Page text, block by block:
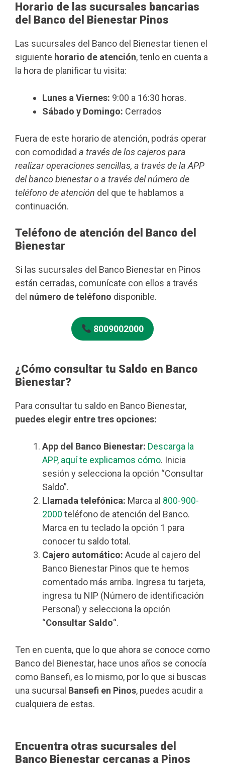
Horario de las sucursales bancarias
del Banco del Bienestar Pinos
Las sucursales del Banco del Bienestar tienen el
siguiente horario de atención, tenlo en cuenta a
la hora de planificar tu visita:
Lunes a Viernes: 9:00 a 16:30 horas.
Sábado y Domingo: Cerrados
Fuera de este horario de atención, podrás operar
con comodidad a través de los cajeros para
realizar operaciones sencillas, a través de la APP
del banco bienestar o a través del número de
teléfono de atención del que te hablamos a
continuación.
Teléfono de atención del Banco del
Bienestar
Si las sucursales del Banco Bienestar en Pinos
están cerradas, comunícate con ellos a través
del número de teléfono disponible.
8009002000
¿Cómo consultar tu Saldo en Banco
Bienestar?
Para consultar tu saldo en Banco Bienestar,
puedes elegir entre tres opciones:
App del Banco Bienestar: Descarga la
APP, aquí te explicamos cómo. Inicia
sesión y selecciona la opción “Consultar
Saldo”.
Llamada telefónica: Marca al 800-900-
2000 teléfono de atención del Banco.
Marca en tu teclado la opción 1 para
conocer tu saldo total.
Cajero automático: Acude al cajero del
Banco Bienestar Pinos que te hemos
comentado más arriba. Ingresa tu tarjeta,
ingresa tu NIP (Número de identificación
Personal) y selecciona la opción
“Consultar Saldo“.
Ten en cuenta, que lo que ahora se conoce como
Banco del Bienestar, hace unos años se conocía
como Bansefi, es lo mismo, por lo que si buscas
una sucursal Bansefi en Pinos, puedes acudir a
cualquiera de estas.
Encuentra otras sucursales del
Banco Bienestar cercanas a Pinos